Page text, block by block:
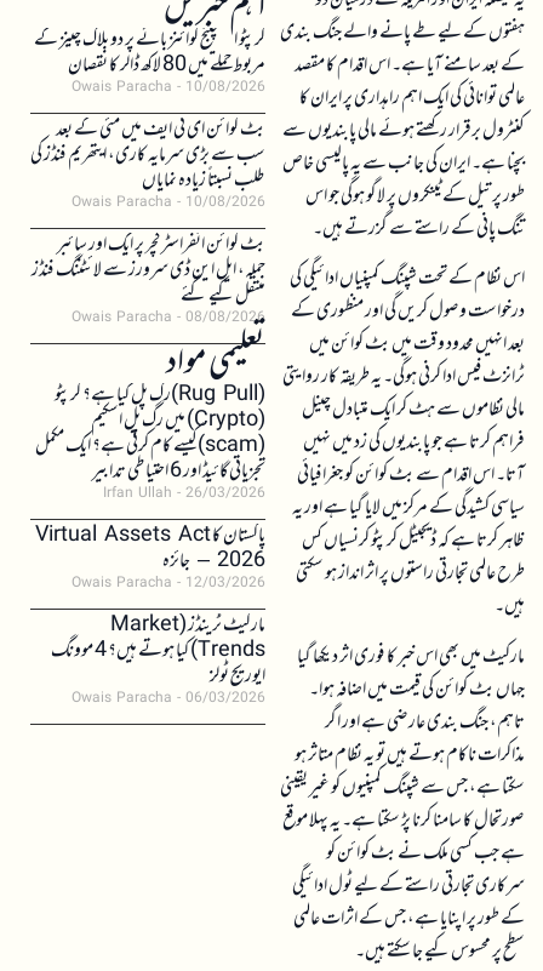
ہفتوں کے لیے طے پانے والے جنگ بندی
کے بعد سامنے آیا ہے۔ اس اقدام کا مقصد
عالمی توانائی کی ایک اہم راہداری پر ایران کا
کنٹرول برقرار رکھتے ہوئے مالی پابندیوں سے
بچنا ہے۔ ایران کی جانب سے یہ پالیسی خاص
طور پر تیل کے ٹینکروں پر لاگو ہوگی جو اس
تنگ پانی کے راستے سے گزرتے ہیں۔
اس نظام کے تحت شپنگ کمپنیاں ادائیگی کی
درخواست وصول کریں گی اور منظوری کے
بعد انہیں محدود وقت میں بٹ کوائن میں
ٹرانزٹ فیس ادا کرنی ہوگی۔ یہ طریقہ کار روایتی
مالی نظاموں سے ہٹ کر ایک متبادل چینل
فراہم کرتا ہے جو پابندیوں کی زد میں نہیں
آتا۔ اس اقدام سے بٹ کوائن کو جغرافیائی
سیاسی کشیدگی کے مرکز میں لایا گیا ہے اور یہ
ظاہر کرتا ہے کہ ڈیجیٹل کرپٹو کرنسیاں کس
طرح عالمی تجارتی راستوں پر اثر انداز ہو سکتی
ہیں۔
مارکیٹ میں بھی اس خبر کا فوری اثر دیکھا گیا
جہاں بٹ کوائن کی قیمت میں اضافہ ہوا۔
تاہم، جنگ بندی عارضی ہے اور اگر
مذاکرات ناکام ہوتے ہیں تو یہ نظام متاثر ہو
سکتا ہے، جس سے شپنگ کمپنیوں کو غیر یقینی
صورتحال کا سامنا کرنا پڑ سکتا ہے۔ یہ پہلا موقع
ہے جب کسی ملک نے بٹ کوائن کو
سرکاری تجارتی راستے کے لیے ٹول ادائیگی
کے طور پر اپنایا ہے، جس کے اثرات عالمی
سطح پر محسوس کیے جا سکتے ہیں۔
کرپٹو ایکسچینج کوائنز بائے پر دو بلاک چینز کے
مربوط حملے میں 80 لاکھ ڈالر کا نقصان
Owais Paracha 10/08/2026
بٹ کوائن ای ٹی ایف میں مئی کے بعد
سب سے بڑی سرمایہ کاری، ایتھریم فنڈز کی
طلب نسبتاً زیادہ نمایاں
Owais Paracha 10/08/2026
بٹ کوائن انفراسٹرکچر پر ایک اور سائبر
حملہ، ایل این ڈی سرورز سے لائٹننگ فنڈز
منتقل کیے گئے
Owais Paracha 08/08/2026
تعلیمی مواد(Rug Pull)رگ پل کیا ہے؟ کرپٹو
(Crypto) میں رگ پل اسکیم
(scam)کیسے کام کرتی ہے؟ ایک مکمل
تجزیاتی گائیڈ اور 6 احتیاطی تدابیر
Irfan Ullah 26/03/2026
پاکستان کا Virtual Assets Act
2026 – جائزہ
Owais Paracha 12/03/2026
مارکیٹ ٹرینڈز (Market
Trends) کیا ہوتے ہیں؟ 4 موونگ
ایوریج ٹولز
Owais Paracha 06/03/2026